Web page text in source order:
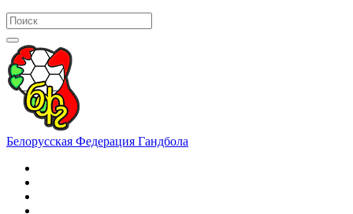
Белорусская Федерация Гандбола